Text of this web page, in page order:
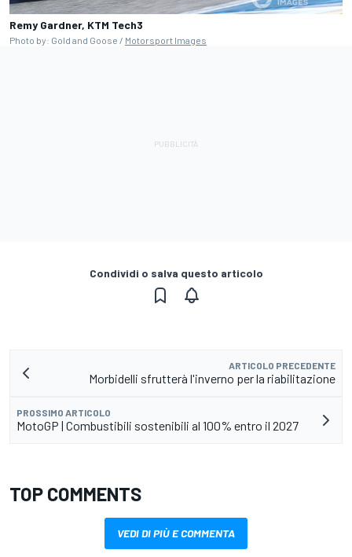
Remy Gardner, KTM Tech3
Photo by: Gold and Goose / Motorsport Images
Condividi o salva questo articolo
ARTICOLO PRECEDENTE
Morbidelli sfrutterà l'inverno per la riabilitazione
PROSSIMO ARTICOLO
MotoGP | Combustibili sostenibili al 100% entro il 2027
TOP COMMENTS
VEDI DI PIÙ E COMMENTA